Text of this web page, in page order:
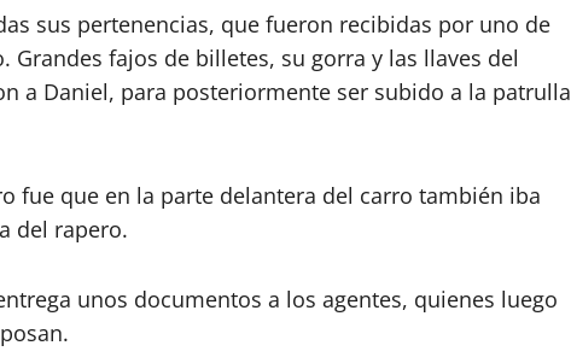
sus pertenencias, que fueron recibidas por uno de
fajos de billetes, su gorra y las llaves del
a Daniel, para posteriormente ser subido a la patrulla
fue que en la parte delantera del carro también iba
del rapero.
unos documentos a los agentes, quienes luego